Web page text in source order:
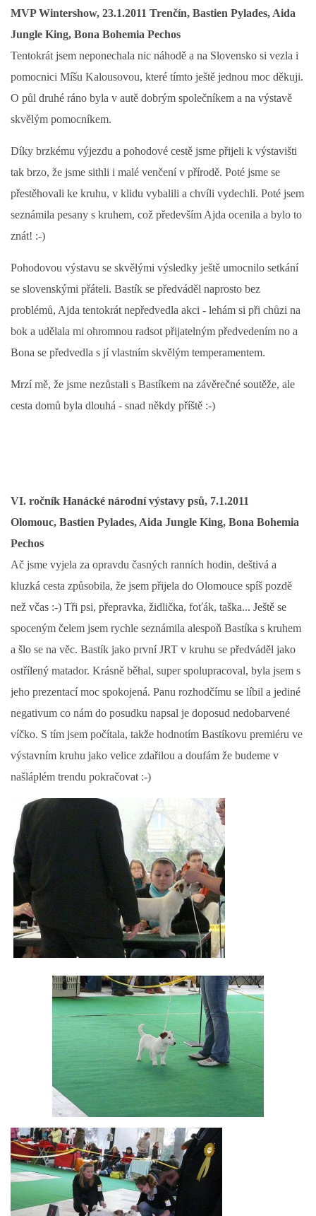
MVP Wintershow, 23.1.2011 Trenčín, Bastien Pylades, Aida
Jungle King, Bona Bohemia Pechos
Tentokrát jsem neponechala nic náhodě a na Slovensko si vezla i
pomocnici Míšu Kalousovou, které tímto ještě jednou moc děkuji.
O půl druhé ráno byla v autě dobrým společníkem a na výstavě
skvělým pomocníkem.
Díky brzkému výjezdu a pohodové cestě jsme přijeli k výstavišti
tak brzo, že jsme sithli i malé venčení v přírodě. Poté jsme se
přestěhovali ke kruhu, v klidu vybalili a chvíli vydechli. Poté jsem
seznámila pesany s kruhem, což především Ajda ocenila a bylo to
znát! :-)
Pohodovou výstavu se skvělými výsledky ještě umocnilo setkání
se slovenskými přáteli. Bastík se předváděl naprosto bez
problémů, Ajda tentokrát nepředvedla akci - lehám si při chůzi na
bok a udělala mi ohromnou radsot přijatelným předvedením no a
Bona se předvedla s jí vlastním skvělým temperamentem.
Mrzí mě, že jsme nezůstali s Bastíkem na závěrečné soutěže, ale
cesta domů byla dlouhá - snad někdy příště :-)
VI. ročník Hanácké národní výstavy psů, 7.1.2011
Olomouc, Bastien Pylades, Aida Jungle King, Bona Bohemia
Pechos
Ač jsme vyjela za opravdu časných ranních hodin, deštivá a
kluzká cesta způsobila, že jsem přijela do Olomouce spíš pozdě
než včas :-) Tři psi, přepravka, židlička, foťák, taška... Ještě se
spoceným čelem jsem rychle seznámila alespoň Bastíka s kruhem
a šlo se na věc. Bastík jako první JRT v kruhu se předváděl jako
ostřílený matador. Krásně běhal, super spolupracoval, byla jsem s
jeho prezentací moc spokojená. Panu rozhodčímu se líbil a jediné
negativum co nám do posudku napsal je doposud nedobarvené
víčko. S tím jsem počítala, takže hodnotím Bastíkovu premiéru ve
výstavním kruhu jako velice zdařilou a doufám že budeme v
našláplém trendu pokračovat :-)